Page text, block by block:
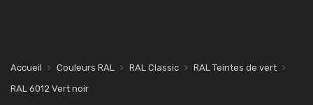
Accueil Couleurs RAL RAL Classic
RAL Teintes de vert
RAL 6012 Vert noir